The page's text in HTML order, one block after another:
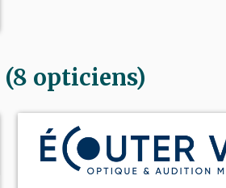
(8 opticiens)